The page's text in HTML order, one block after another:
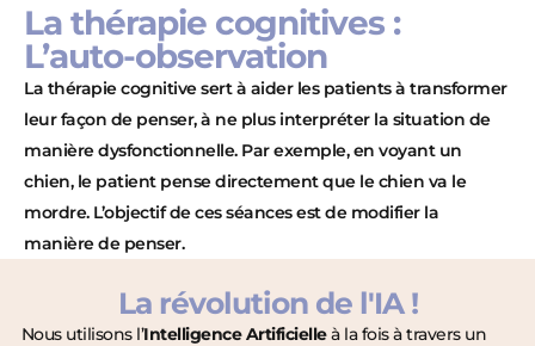
La thérapie cognitives :
L’auto-observation
La thérapie cognitive sert à aider les patients à transformer
leur façon de penser, à ne plus interpréter la situation de
manière dysfonctionnelle. Par exemple, en voyant un
chien, le patient pense directement que le chien va le
mordre. L’objectif de ces séances est de modifier la
manière de penser.
La révolution de l'IA !
Nous utilisons l’Intelligence Artificielleà la fois à travers un